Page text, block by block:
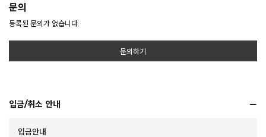
문의
등록된 문의가 없습니다.
문의하기
입금/취소 안내
입금안내